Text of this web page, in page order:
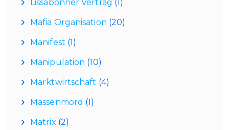
Lissabonner Vertrag (1)
Mafia Organisation (20)
Manifest (1)
Manipulation (10)
Marktwirtschaft (4)
Massenmord (1)
Matrix (2)